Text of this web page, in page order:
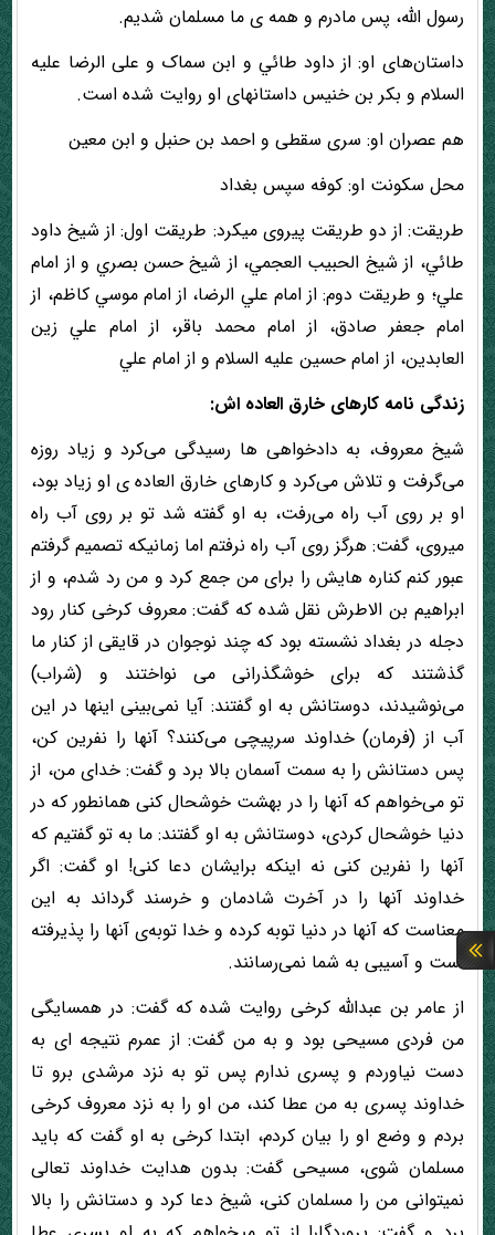
رسول اللّه، پس مادرم و همه ی ما مسلمان شدیم.
داستان‌های او: از داود طائي و ابن سماک و علی الرضا علیه
السلام و بکر بن خنیس داستانهای او روایت شده است.
هم عصران او: سری سقطی و احمد بن حنبل و ابن معین
محل سکونت او: کوفه سپس بغداد
طریقت: از دو طریقت پیروی میکرد: طریقت اول: از شیخ داود
طائي، از شيخ الحبيب العجمي، از شيخ حسن بصري و از امام
علي؛ و طریقت دوم: از امام علي الرضا، از امام موسي كاظم، از
امام جعفر صادق، از امام محمد باقر، از امام علي زين
العابدين، از امام حسين عليه السلام و از امام علي
زندگی نامه کارهای خارق العاده اش:
شیخ معروف، به دادخواهی ها رسیدگی می‌کرد و زیاد روزه
می‌گرفت و تلاش می‌کرد و کارهای خارق العاده ی او زیاد بود،
او بر روی آب راه می‌رفت، به او گفته شد تو بر روی آب راه
میروی، گفت: هرگز روی آب راه نرفتم اما زمانیکه تصمیم گرفتم
عبور کنم کناره هایش را برای من جمع کرد و من رد شدم، و از
ابراهیم بن الاطرش نقل شده که گفت: معروف کرخی کنار رود
دجله در بغداد نشسته بود که چند نوجوان در قایقی از کنار ما
گذشتند که برای خوشگذرانی می نواختند و (شراب)
می‌نوشیدند، دوستانش به او گفتند: آیا نمی‌بینی اینها در این
آب از (فرمان) خداوند سرپیچی می‌کنند؟ آنها را نفرین کن،
پس دستانش را به سمت آسمان بالا برد و گفت: خدای من، از
تو می‌خواهم که آنها را در بهشت خوشحال کنی همانطور که در
دنیا خوشحال کردی، دوستانش به او گفتند: ما به تو گفتیم که
آنها را نفرین کنی نه اینکه برایشان دعا کنی! او گفت: اگر
خداوند آنها را در آخرت شادمان و خرسند گرداند به این
معناست که آنها در دنیا توبه کرده و خدا توبه‌ی آنها را پذیرفته
است و آسیبی به شما نمی‌رسانند.
از عامر بن عبدالله کرخی روایت شده که گفت: در همسایگی
من فردی مسیحی بود و به من گفت: از عمرم نتیجه ای به
دست نیاوردم و پسری ندارم پس تو به نزد مرشدی برو تا
خداوند پسری به من عطا کند، من او را به نزد معروف کرخی
بردم و وضع او را بیان کردم، ابتدا کرخی به او گفت که باید
مسلمان شوی، مسیحی گفت: بدون هدایت خداوند تعالی
نمیتوانی من را مسلمان کنی، شیخ دعا کرد و دستانش را بالا